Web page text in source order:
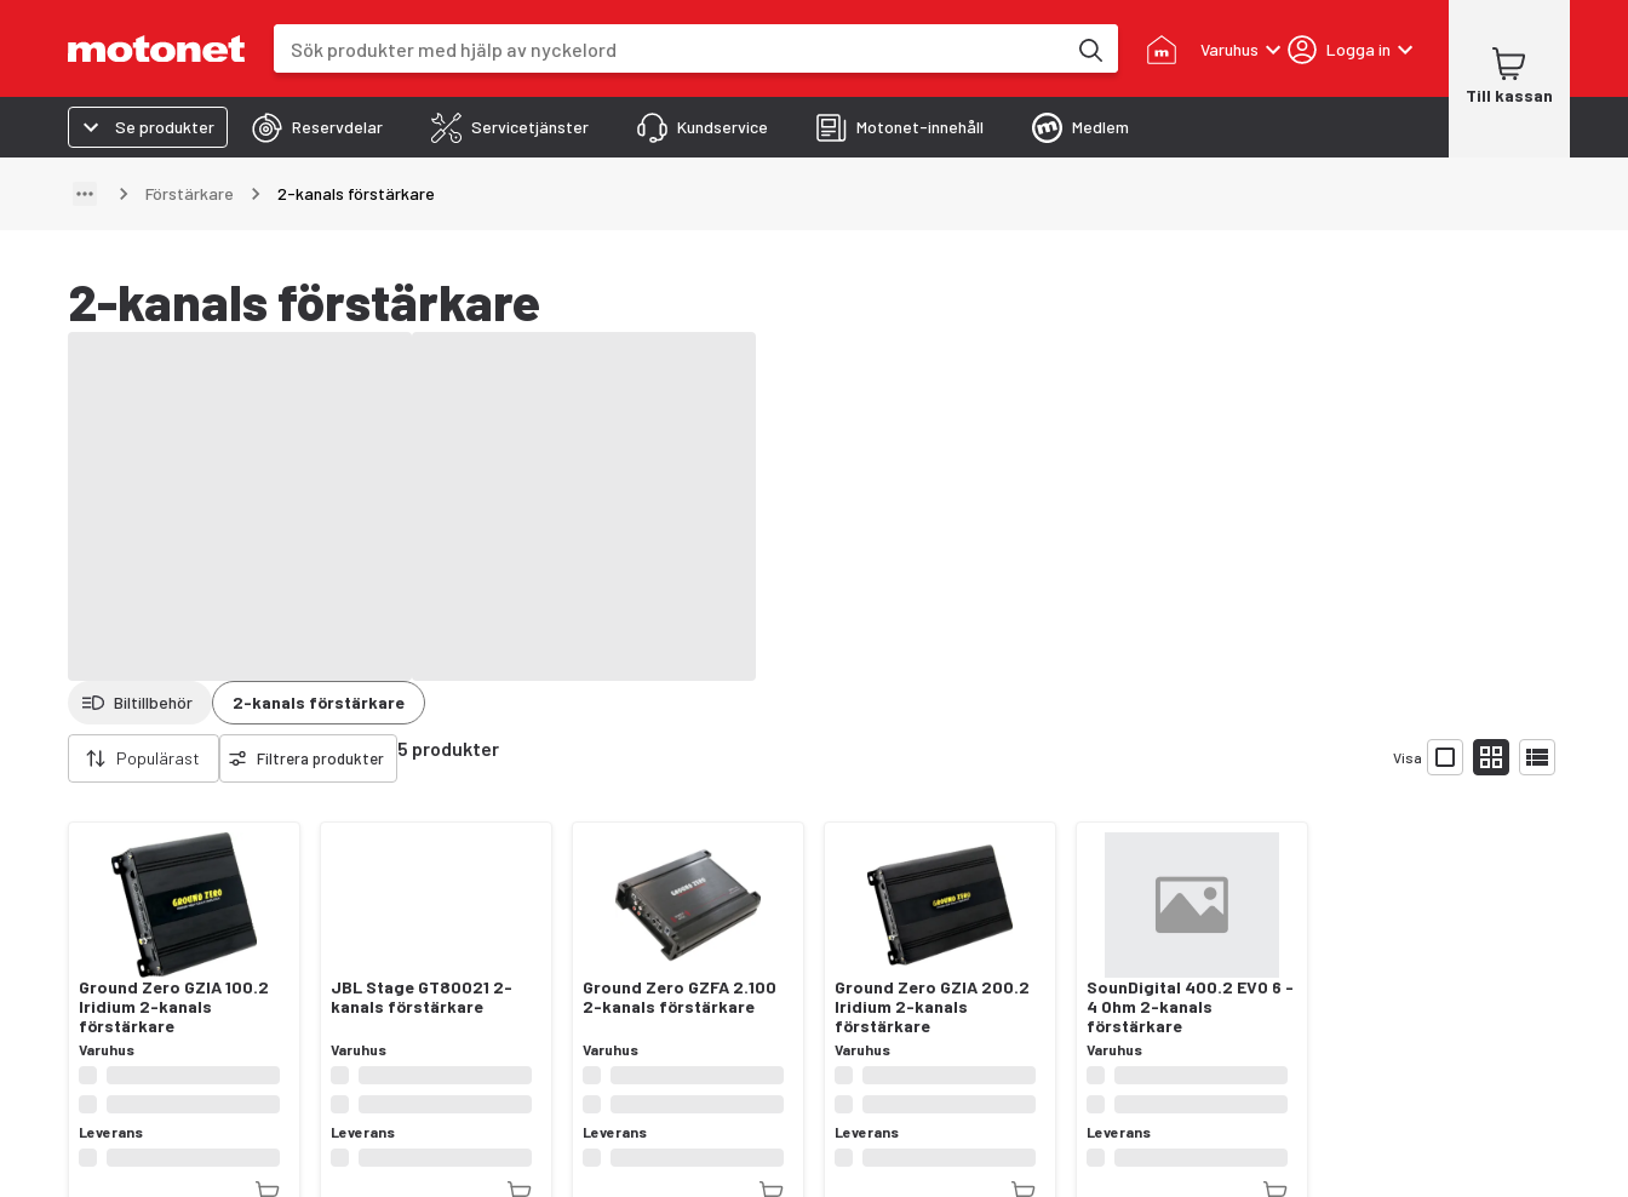
Varuhus Logga in
Till kassan
Se produkter
Reservdelar Servicetjänster Kundservice Motonet-innehåll Medlem
Förstärkare 2-kanals förstärkare
2-kanals förstärkare
Biltillbehör 2-kanals förstärkare
Populärast Filtrera produkter 5 produkter Visa
Ta bort filter
Ground Zero GZIA 100.2
Iridium 2-kanals
förstärkare
Varuhus
Leverans
JBL Stage GT80021 2-
kanals förstärkare
Varuhus
Leverans
Ground Zero GZFA 2.100
2-kanals förstärkare
Varuhus
Leverans
Ground Zero GZIA 200.2
Iridium 2-kanals
förstärkare
Varuhus
Leverans
SounDigital 400.2 EVO 6 -
4 Ohm 2-kanals
förstärkare
Varuhus
Leverans